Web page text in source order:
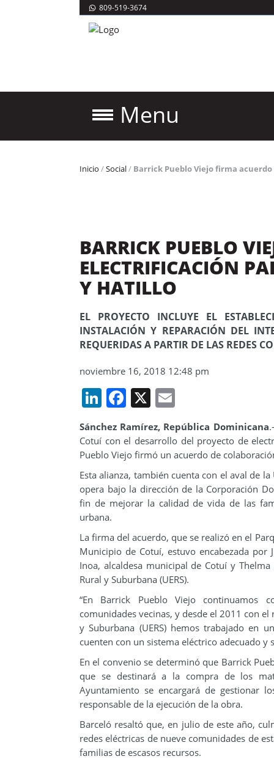
809-519-3674
Menu
Inicio /Social/ Barrick Pueblo Viejo firma
BARRICK PUEBLO
ELECTRIFICACIÓN
Y HATILLO
EL PROYECTO INCLUYE EL
INSTALACIÓN Y REPARACIÓN DEL
REQUERIDAS A PARTIR DE LAS REDES
noviembre 16, 2018 12:48 pm
LinkedIn
Facebook
X
Sánchez Ramírez, República Dominicana
Cotuí con el desarrollo del proyecto de
Pueblo Viejo firmó un acuerdo de
Esta alianza, también cuenta con el aval de
opera bajo la dirección de la Corporación
fin de mejorar la calidad de vida de las
urbana.
La firma del acuerdo, que se realizó en el
Municipio de Cotuí, estuvo encabezada por
Inoa, alcaldesa municipal de Cotuí y
Rural y Suburbana (UERS).
“En Barrick Pueblo Viejo continuamos
comunidades vecinas, y desde el 2011 con
y Suburbana (UERS) hemos trabajado en
cuenten con un sistema eléctrico adecuado y
En el convenio se determinó que Barrick
que se destinará a la compra de los
Ayuntamiento se encargará de gestionar
responsable de la ejecución de la obra.
Barceló resaltó que, en julio de este año,
redes eléctricas de nueve comunidades de
familias de escasos recursos.